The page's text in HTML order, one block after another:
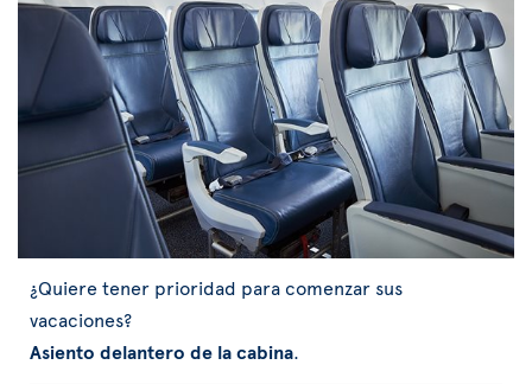
¿Quiere tener prioridad para comenzar sus
vacaciones?
Asiento delantero de la cabina.